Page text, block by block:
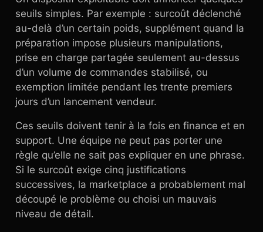
seuils simples. Par exemple : surcoût déclenché
au-delà d’un certain poids, supplément quand la
préparation impose plusieurs manipulations,
prise en charge partagée seulement au-dessus
d’un volume de commandes stabilisé, ou
exemption limitée pendant les trente premiers
jours d’un lancement vendeur.
Ces seuils doivent tenir à la fois en finance et en
support. Une équipe ne peut pas porter une
règle qu’elle ne sait pas expliquer en une phrase.
Si le surcoût exige cinq justifications
successives, la marketplace a probablement mal
découpé le problème ou choisi un mauvais
niveau de détail.